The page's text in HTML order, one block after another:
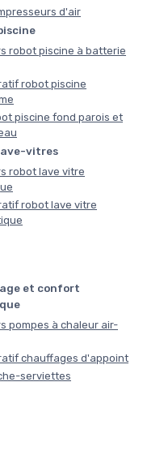
d'air
robot piscine à batterie
robot piscine
piscine fond parois et
vitres
robot lave vitre
robot lave vitre
et confort
pompes à chaleur air-
chauffages d'appoint
serviettes